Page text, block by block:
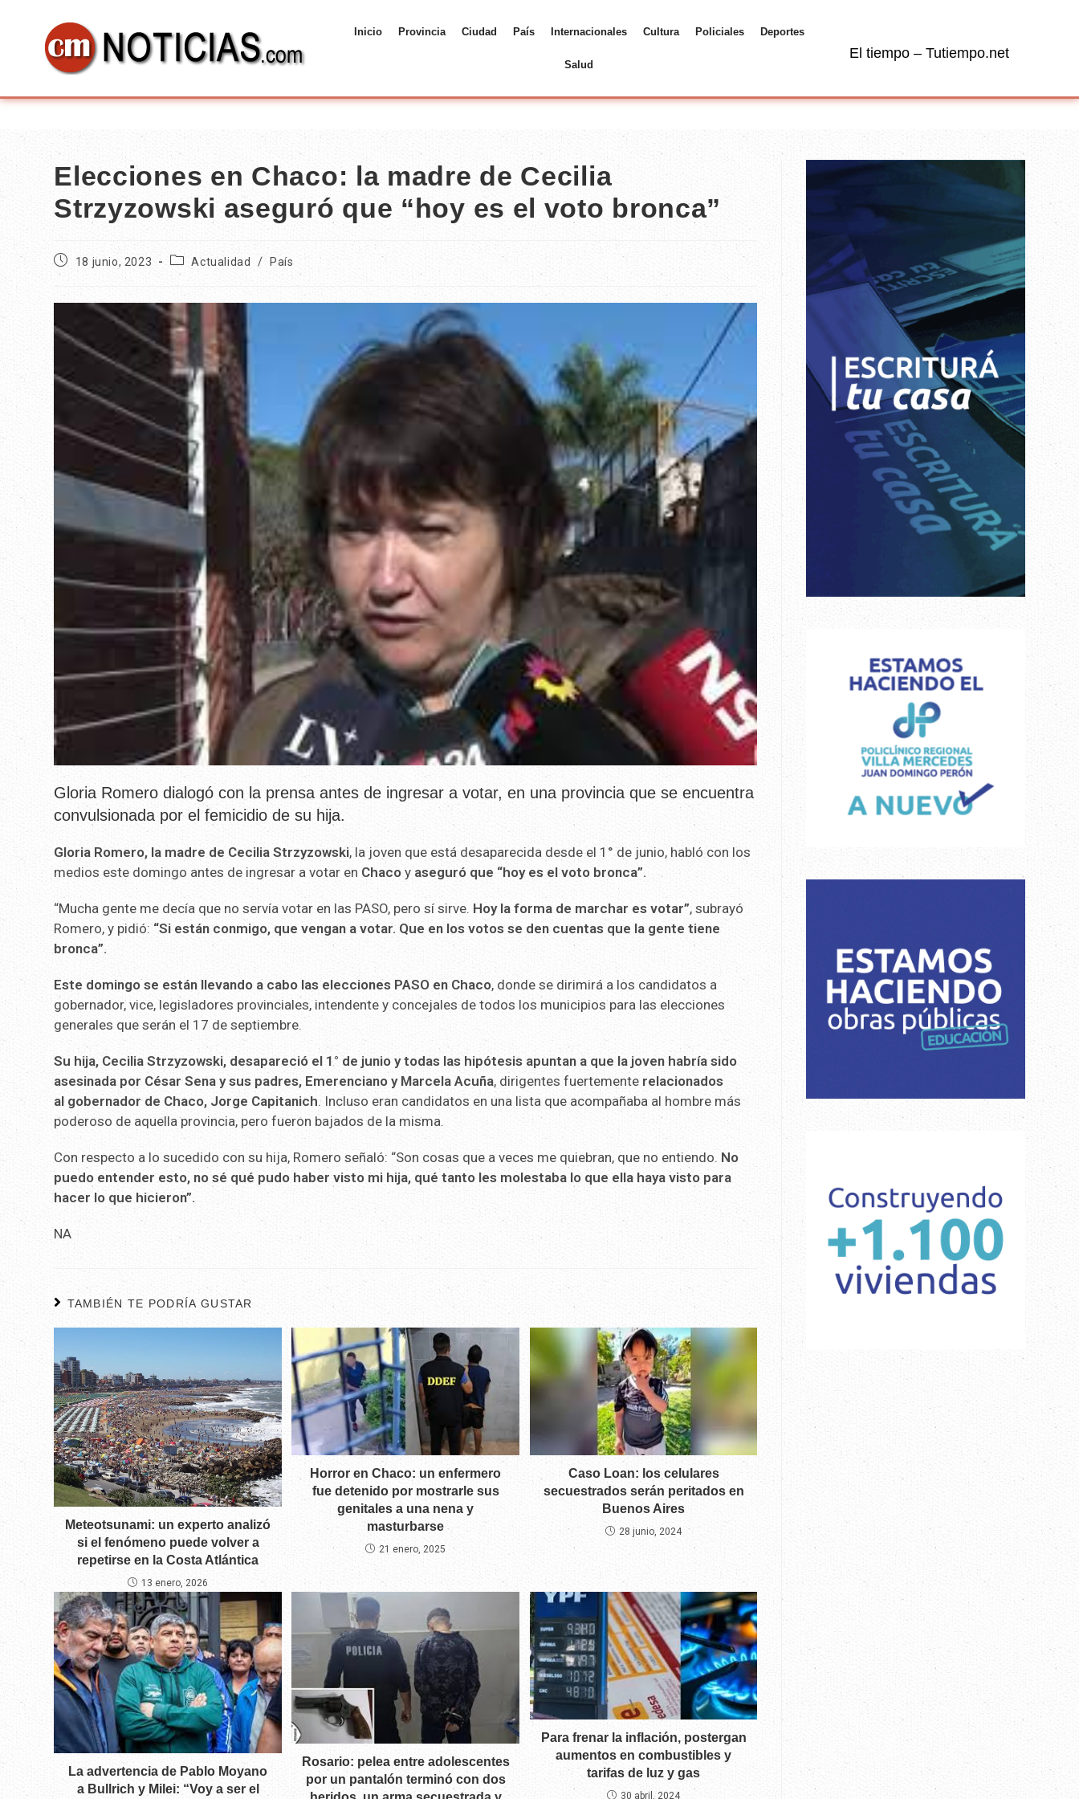
Inicio Provincia Ciudad País Internacionales Cultura Policiales Deportes
Salud
El tiempo – Tutiempo.net
Elecciones en Chaco: la madre de Cecilia
Strzyzowski aseguró que “hoy es el voto bronca”
18 junio, 2023 Actualidad / País
Gloria Romero dialogó con la prensa antes de ingresar a votar, en una provincia que se encuentra
convulsionada por el femicidio de su hija.
Gloria Romero, la madre de Cecilia Strzyzowski, la joven que está desaparecida desde el 1° de junio, habló con los
medios este domingo antes de ingresar a votar en Chaco y aseguró que “hoy es el voto bronca”.
“Mucha gente me decía que no servía votar en las PASO, pero sí sirve. Hoy la forma de marchar es votar”, subrayó
Romero, y pidió: “Si están conmigo, que vengan a votar. Que en los votos se den cuentas que la gente tiene
bronca”.
Este domingo se están llevando a cabo las elecciones PASO en Chaco, donde se dirimirá a los candidatos a
gobernador, vice, legisladores provinciales, intendente y concejales de todos los municipios para las elecciones
generales que serán el 17 de septiembre.
Su hija, Cecilia Strzyzowski, desapareció el 1° de junio y todas las hipótesis apuntan a que la joven habría sido
asesinada por César Sena y sus padres, Emerenciano y Marcela Acuña, dirigentes fuertemente relacionados
al gobernador de Chaco, Jorge Capitanich. Incluso eran candidatos en una lista que acompañaba al hombre más
poderoso de aquella provincia, pero fueron bajados de la misma.
Con respecto a lo sucedido con su hija, Romero señaló: “Son cosas que a veces me quiebran, que no entiendo. No
puedo entender esto, no sé qué pudo haber visto mi hija, qué tanto les molestaba lo que ella haya visto para
hacer lo que hicieron”.
NA
TAMBIÉN TE PODRÍA GUSTAR
Meteotsunami: un experto analizó
si el fenómeno puede volver a
repetirse en la Costa Atlántica
13 enero, 2026
Horror en Chaco: un enfermero
fue detenido por mostrarle sus
genitales a una nena y
masturbarse
21 enero, 2025
Caso Loan: los celulares
secuestrados serán peritados en
Buenos Aires
28 junio, 2024
La advertencia de Pablo Moyano
a Bullrich y Milei: “Voy a ser el
Rosario: pelea entre adolescentes
por un pantalón terminó con dos
Para frenar la inflación, postergan
aumentos en combustibles y
tarifas de luz y gas
30 abril, 2024